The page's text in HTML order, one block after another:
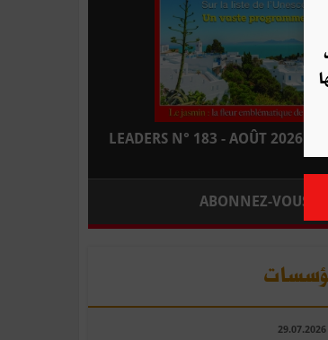
LEADERS N° 183 - AOÛT 2026 :
ABONNEZ-VOUS
29.07.2026